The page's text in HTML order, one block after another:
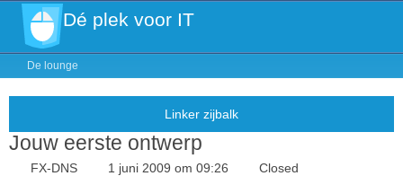
Dé plek voor IT
De lounge
Jouw eerste ontwerp
FX-DNS 1 juni 2009 om 09:26 Closed